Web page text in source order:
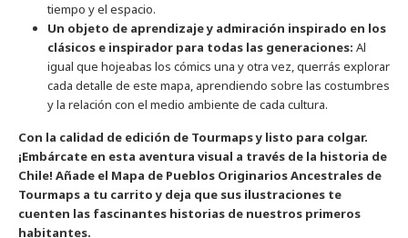
tiempo y el espacio.
Un objeto de aprendizaje y admiración inspirado en los
clásicos e inspirador para todas las generaciones: Al
igual que hojeabas los cómics una y otra vez, querrás explorar
cada detalle de este mapa, aprendiendo sobre las costumbres
y la relación con el medio ambiente de cada cultura.
Con la calidad de edición de Tourmaps y listo para colgar.
¡Embárcate en esta aventura visual a través de la historia de
Chile! Añade el Mapa de Pueblos Originarios Ancestrales de
Tourmaps a tu carrito y deja que sus ilustraciones te
cuenten las fascinantes historias de nuestros primeros
habitantes.